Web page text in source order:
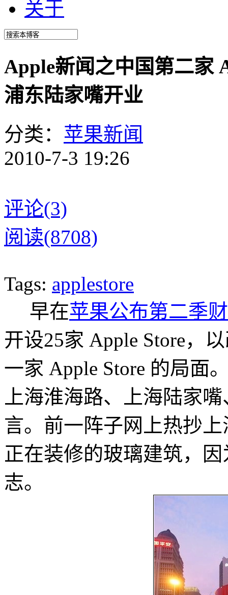
关于
Apple新闻之中国第二家
浦东陆家嘴开业
分类： 苹果新闻
2010-7-3 19:26
评论(3)
阅读(8708)
Tags: applestore
早在苹果公布第二季
开设25家 Apple Store，
一家 Apple Store 的局面
上海淮海路、上海陆家
言。前一阵子网上热抄
正在装修的玻璃建筑，
志。